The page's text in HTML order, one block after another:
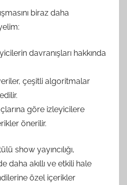
biraz daha
davranışları hakkında
çeşitli algoritmalar
göre izleyicilere
önerilir.
show yayıncılığı,
daha akıllı ve etkili hale
özel içerikler